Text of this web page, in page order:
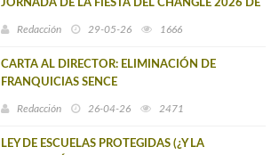
JORNADA DE LA FIESTA DEL CHANGLE 2026 DE
Redacción 29-05-26 1666
CARTA AL DIRECTOR: ELIMINACIÓN DE
FRANQUICIAS SENCE
Redacción 26-04-26 2471
LEY DE ESCUELAS PROTEGIDAS (¿Y LA